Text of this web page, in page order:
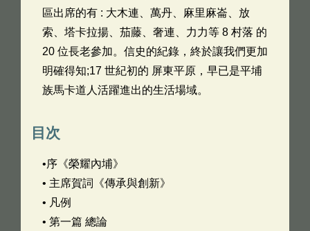
區出席的有 : 大木連、萬丹、麻里麻崙、放
索、塔卡拉揚、茄藤、奢連、力力等 8 村落 的
20 位長老參加。信史的紀錄，終於讓我們更加
明確得知;17 世紀初的 屏東平原，早已是平埔
族馬卡道人活躍進出的生活場域。
目次
•序《榮耀內埔》
• 主席賀詞《傳承與創新》
• 凡例
• 第一篇 總論